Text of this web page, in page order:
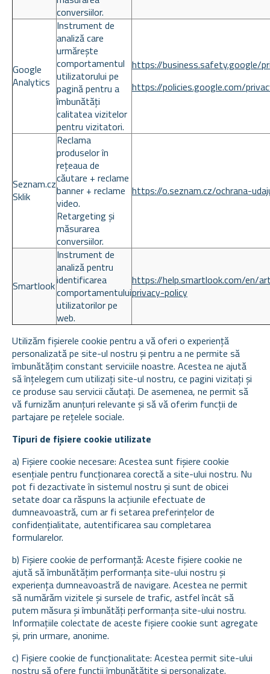
conversiilor.
Google
Analytics
Instrument de
analiză care
urmărește
comportamentul
utilizatorului pe
pagină pentru a
îmbunătăți
calitatea vizitelor
pentru vizitatori.
https://business.safety.google/
https://policies.google.com/
Seznam.cz
Sklik
Reclama
produselor în
rețeaua de
căutare + reclame
banner + reclame
video.
Retargeting și
măsurarea
conversiilor.
https://o.seznam.cz/ochrana-
Smartlook
Instrument de
analiză pentru
identificarea
comportamentului
utilizatorilor pe
web.
https://help.smartlook.com/en/
privacy-policy
Utilizăm fișierele cookie pentru a vă oferi o experiență
personalizată pe site-ul nostru și pentru a ne permite să
îmbunătățim constant serviciile noastre. Acestea ne ajută
să înțelegem cum utilizați site-ul nostru, ce pagini vizitați și
ce produse sau servicii căutați. De asemenea, ne permit să
vă furnizăm anunțuri relevante și să vă oferim funcții de
partajare pe rețelele sociale.
Tipuri de fișiere cookie utilizate
a) Fișiere cookie necesare: Acestea sunt fișiere cookie
esențiale pentru funcționarea corectă a site-ului nostru. Nu
pot fi dezactivate în sistemul nostru și sunt de obicei
setate doar ca răspuns la acțiunile efectuate de
dumneavoastră, cum ar fi setarea preferințelor de
confidențialitate, autentificarea sau completarea
formularelor.
b) Fișiere cookie de performanță: Aceste fișiere cookie ne
ajută să îmbunătățim performanța site-ului nostru și
experiența dumneavoastră de navigare. Acestea ne permit
să numărăm vizitele și sursele de trafic, astfel încât să
putem măsura și îmbunătăți performanța site-ului nostru.
Informațiile colectate de aceste fișiere cookie sunt agregate
și, prin urmare, anonime.
c) Fișiere cookie de funcționalitate: Acestea permit site-ului
nostru să ofere funcții îmbunătățite și personalizate.